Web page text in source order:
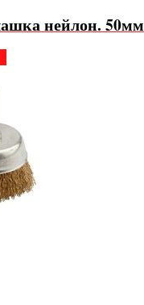
нейлон. 50мм